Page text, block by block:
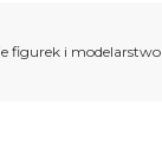
figurek i modelarstwo